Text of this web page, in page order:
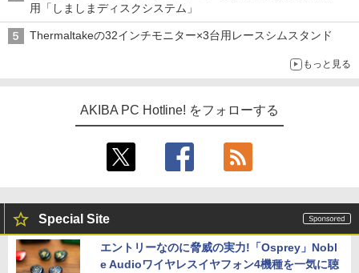
用「しましまディスクシステム」
Thermaltakeの32インチモニター×3台用レースシムスタンド
もっと見る
AKIBA PC Hotline! をフォローする
Special Site
エントリーなのに脅威の実力!「Osprey」Nobl
e Audioワイヤレスイヤフォン4機種を一気に聴